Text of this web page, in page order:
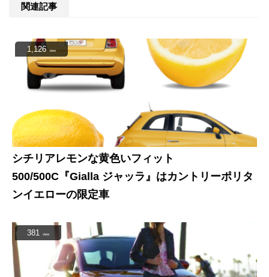
関連記事
1,126 view
シチリアレモンな黄色いフィット
500/500C『Gialla ジャッラ』はカントリーポリタ
ンイエローの限定車
381 view